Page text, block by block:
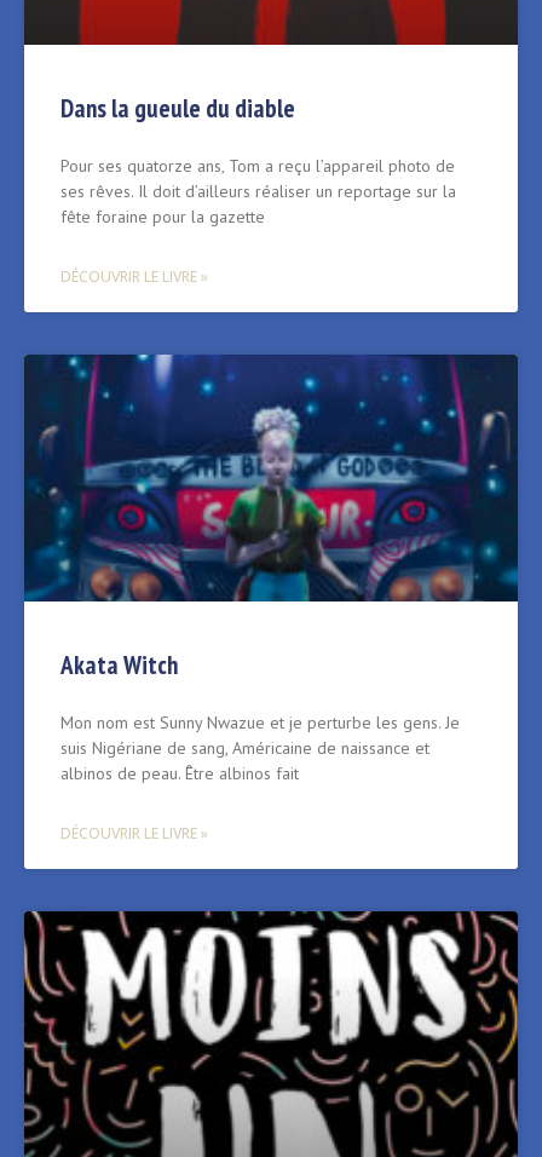
Dans la gueule du diable
Pour ses quatorze ans‚ Tom a reçu l’appareil photo de
ses rêves. Il doit d’ailleurs réaliser un reportage sur la
fête foraine pour la gazette
DÉCOUVRIR LE LIVRE »
Akata Witch
Mon nom est Sunny Nwazue et je perturbe les gens. Je
suis Nigériane de sang, Américaine de naissance et
albinos de peau. Être albinos fait
DÉCOUVRIR LE LIVRE »